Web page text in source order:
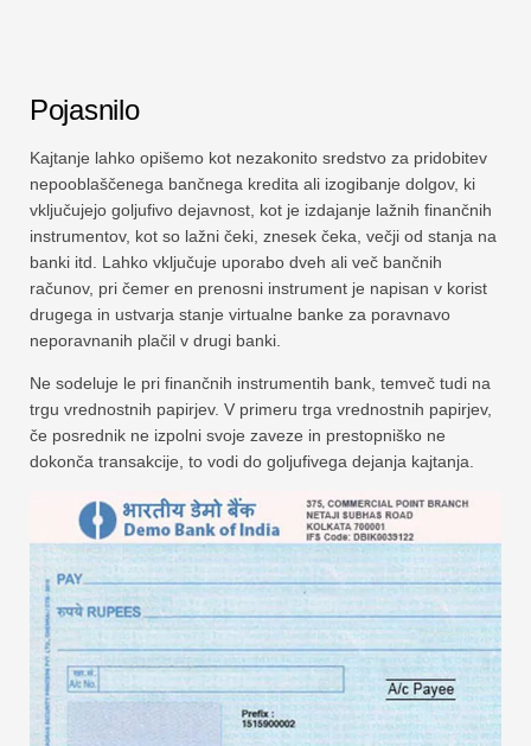
Pojasnilo
Kajtanje lahko opišemo kot nezakonito sredstvo za pridobitev
nepooblaščenega bančnega kredita ali izogibanje dolgov, ki
vključujejo goljufivo dejavnost, kot je izdajanje lažnih finančnih
instrumentov, kot so lažni čeki, znesek čeka, večji od stanja na
banki itd. Lahko vključuje uporabo dveh ali več bančnih
računov, pri čemer en prenosni instrument je napisan v korist
drugega in ustvarja stanje virtualne banke za poravnavo
neporavnanih plačil v drugi banki.
Ne sodeluje le pri finančnih instrumentih bank, temveč tudi na
trgu vrednostnih papirjev. V primeru trga vrednostnih papirjev,
če posrednik ne izpolni svoje zaveze in prestopniško ne
dokonča transakcije, to vodi do goljufivega dejanja kajtanja.